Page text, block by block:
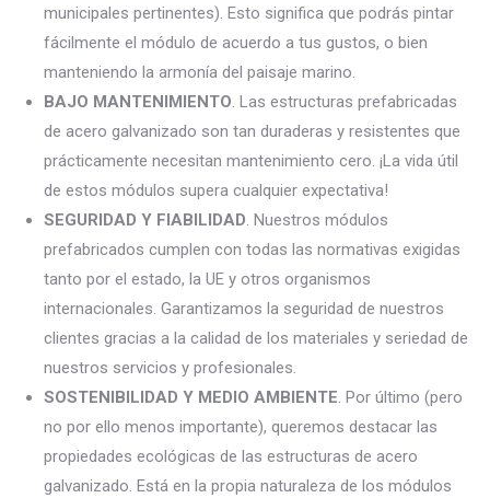
municipales pertinentes). Esto significa que podrás pintar
fácilmente el módulo de acuerdo a tus gustos, o bien
manteniendo la armonía del paisaje marino.
BAJO MANTENIMIENTO. Las estructuras prefabricadas
de acero galvanizado son tan duraderas y resistentes que
prácticamente necesitan mantenimiento cero. ¡La vida útil
de estos módulos supera cualquier expectativa!
SEGURIDAD Y FIABILIDAD. Nuestros módulos
prefabricados cumplen con todas las normativas exigidas
tanto por el estado, la UE y otros organismos
internacionales. Garantizamos la seguridad de nuestros
clientes gracias a la calidad de los materiales y seriedad de
nuestros servicios y profesionales.
SOSTENIBILIDAD Y MEDIO AMBIENTE. Por último (pero
no por ello menos importante), queremos destacar las
propiedades ecológicas de las estructuras de acero
galvanizado. Está en la propia naturaleza de los módulos